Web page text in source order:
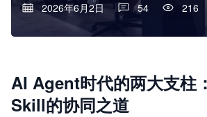
2026年6月2日 54 216
AI Agent时代的两大支柱
Skill的协同之道